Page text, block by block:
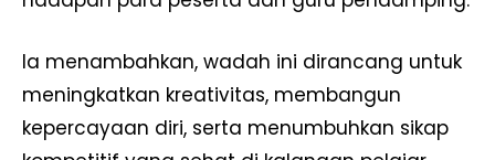
Ia menambahkan, wadah ini dirancang untuk
meningkatkan kreativitas, membangun
kepercayaan diri, serta menumbuhkan sikap